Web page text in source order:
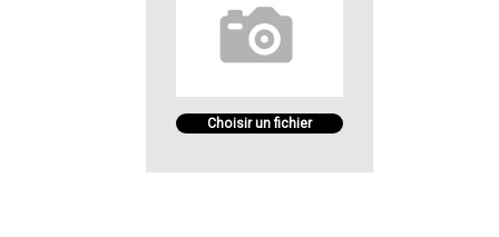
Choisir un fichier